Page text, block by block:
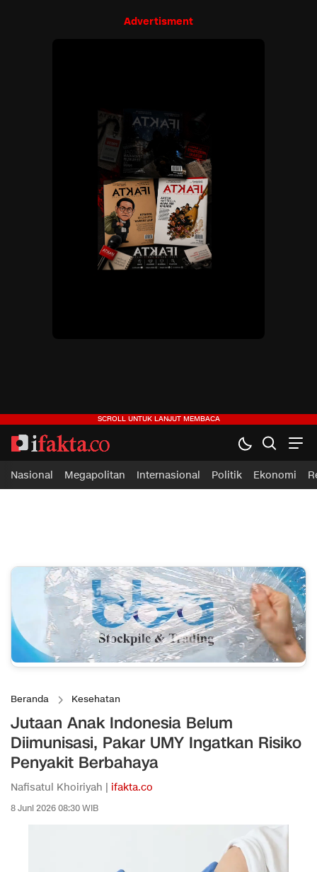
Advertisment
Nasional Megapolitan Internasional Politik Ekonomi
Beranda Kesehatan
Jutaan Anak Indonesia Belum
Diimunisasi, Pakar UMY Ingatkan Risiko
Penyakit Berbahaya
Nafisatul Khoiriyah | ifakta.co
8 Juni 2026 08:30 WIB